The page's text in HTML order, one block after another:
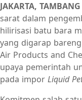
JAKARTA,
sarat dalam
hilirisasi batu bara
yang digarap
Air Products and
upaya pemerintah
pada impor Liquid